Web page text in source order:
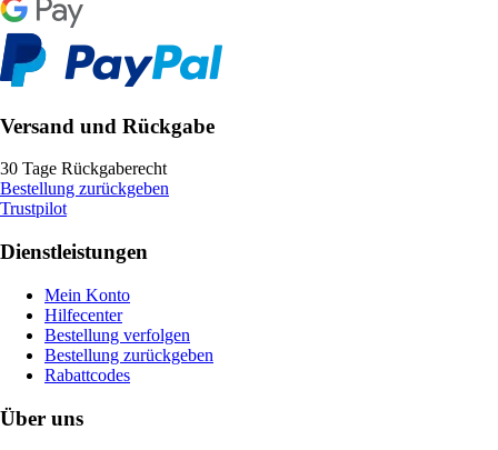
Versand und Rückgabe
30 Tage Rückgaberecht
Bestellung zurückgeben
Trustpilot
Dienstleistungen
Mein Konto
Hilfecenter
Bestellung verfolgen
Bestellung zurückgeben
Rabattcodes
Über uns